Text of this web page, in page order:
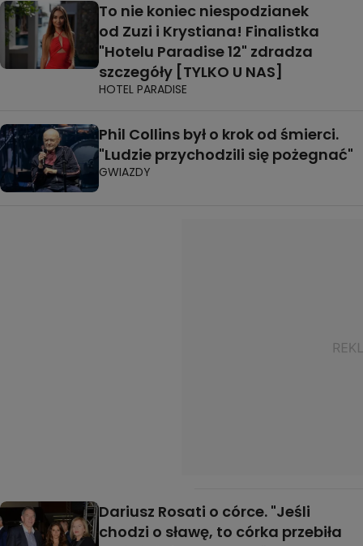
To nie koniec niespodzianek
od Zuzi i Krystiana! Finalistka
"Hotelu Paradise 12" zdradza
szczegóły [TYLKO U NAS]
HOTEL PARADISE
Phil Collins był o krok od śmierci.
"Ludzie przychodzili się pożegnać"
GWIAZDY
Dariusz Rosati o córce. "Jeśli
chodzi o sławę, to córka przebiła